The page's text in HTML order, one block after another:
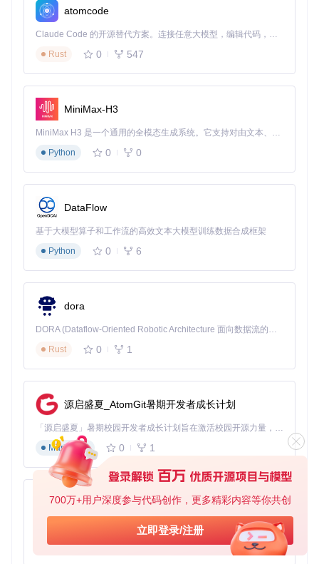
700万+用户深度参与代码创作，更多精彩内容等你共创
立即登录/注册
功能维
MCprep 传统工作流 其他插件
建效率
批量处理，3
0秒/场景
2小时/场景
15分钟/场景
材质质
量
自动UV优化
生物动
参数化行为
逐帧关键帧 简单循环动画
兼容性
持，自动适
配
手动调整
有限版本支持
MCprep的独特优势在于其"全流程整合"理念，避免了多个工
具间的数据转换损耗。通过统一的数据格式和状态管理，实现
创意扩展：从技术实现到艺术表达
进阶场景案例：动态天气系统
利用MCprep的材质序列功能和粒子系统结合，可创建动态天
气效果。通过MCprep_addon/materials/sequences.py 中的Te
xtureSequence类，实现雨水纹理的动态更新，配合Blender
高级角色动画：情绪驱动的生物行为
修改Spawner模块的AI决策树，实现基于情绪状态的生物行为
参数与动画混合权重的映射关系，使生物在不同情绪下呈现完
全不同的动作集。
大规模场景管理：城市生成与优化
结合MCprep的批量处理能力与Blender的集合实例化功能，可
创建包含数千个建筑的 Minecraft城市。关键在于利用util.p
中的InstanceManager类，优化内存使用，保持场景可编辑
atomcode
Claude Code 的开源替代方案。连接任意大模型，编辑代码，运行命令，自动验证 — 全自动执行。用 Rust 构建，极致性能。 ｜ An open-source alternative to Claude Code. Connect any LLM, edit code, run commands, and verify changes — autonomously. Built in Rust for speed. Get Started
Rust
0 547
MiniMax-H3
MiniMax H3 是一个通用的全模态生成系统。它支持对由文本、图像、视频和音频组成的多模态上下文进行统一理解，并能生成分辨率高达 2K、时长可达 15 秒的带原生立体声音频的视频。得益于面向任务泛化的系统设计，H3 在预训练阶段就已具备广泛的多模态上下文理解与生成能力，能够出色地执行复杂的多模态指令。
Python
0 0
DataFlow
基于大模型算子和工作流的高效文本大模型训练数据合成框架
Python
0 6
dora
DORA (Dataflow-Oriented Robotic Architecture 面向数据流的机器人架构) 是为 AI 与具身智能机器人打造的高性能开发框架，以数据流范式重构开发逻辑，原生支持分布式部署与端边云协同 —— 无需复杂适配，即可实现一体端到端具身大小脑、VLA等模型部署，无缝衔接感知、推理、控制全链路，让 AI 能力与机器人动作深度融合。 依托 Rust 内核与零拷贝通信技术，它将具身大小脑、VLA等模型推理、多模态数据融合延迟压缩至微秒级，同时兼容 ROS2 生态与国产 AI 芯片，彻底降低具身智能机器人的开发门槛，让分布式部署下的 AI 赋能创新更高效、更灵活。
Rust
0 1
源启盛夏_AtomGit暑期开发者成长计划
「源启盛夏」暑期校园开发者成长计划旨在激活校园开源力量，通过积分激励、认证扶持、资源倾斜等形式，引导高校组织和开发者完成「入驻 — 建项目 — 做贡献 — 获认证 — 得资源」的完整闭环。无论你是想带领社团入驻平台的组织者，还是希望用代码贡献证明自己的开发者，都能在这里找到属于你的成长路径。
Markdown
0 1
py-xiaozhi
基于Python的Xiaozhi AI，适用于想要完整Xiaozhi体验而无需拥有专用硬件的用户。
Python
0 1